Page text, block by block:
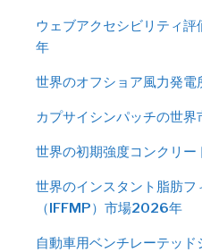
ウェブアクセシビリティ
年
世界のオフショア風力発
カプサイシンパッチの世
世界の初期強度コンクリ
世界のインスタント脂肪
（IFFMP）市場2026年
自動車用ベンチレーテッ